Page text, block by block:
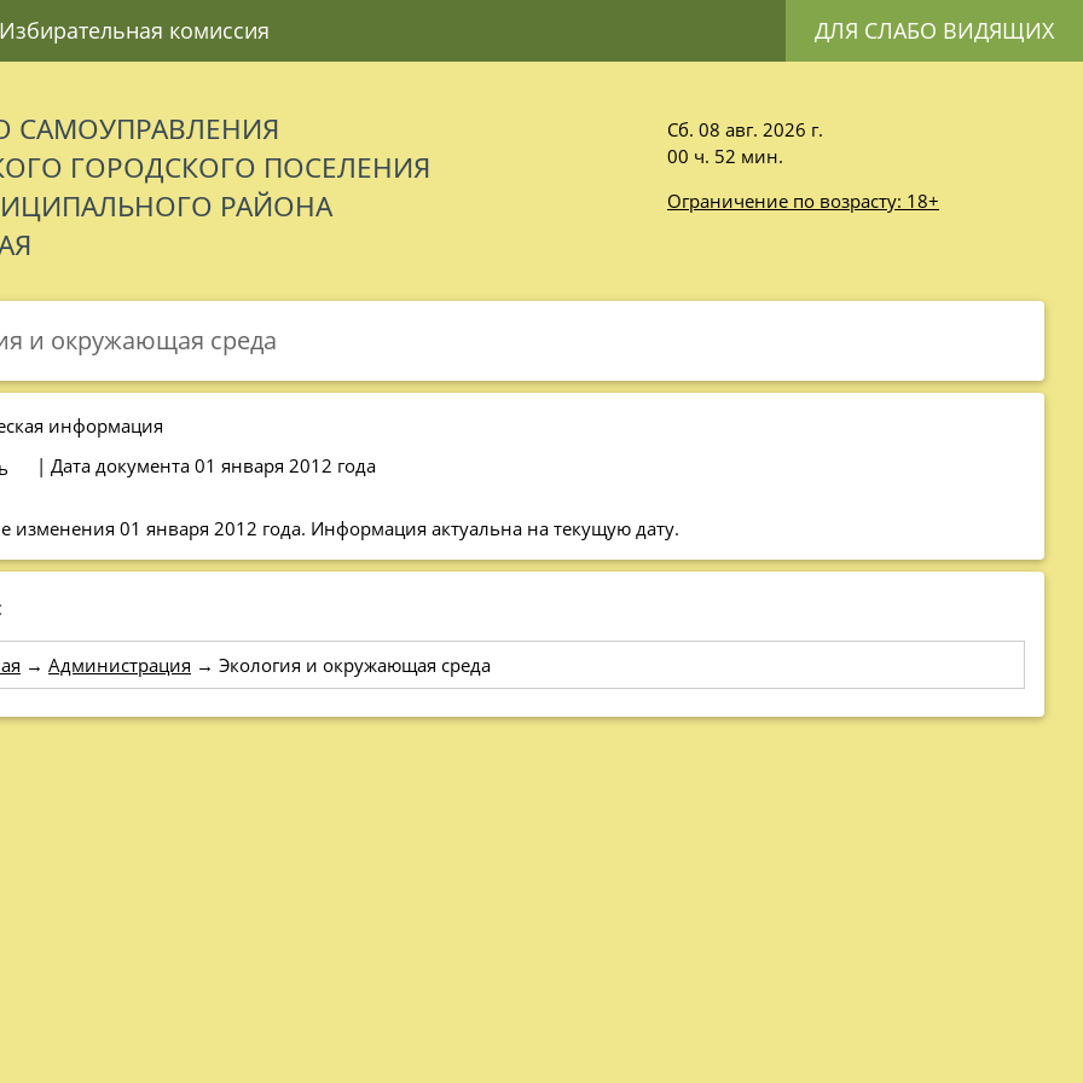
Избирательная комиссия ДЛЯ СЛАБО ВИДЯЩИХ
САМОУПРАВЛЕНИЯ
ГОРОДСКОГО ПОСЕЛЕНИЯ
РАЙОНА
Сб. 08 авг. 2026 г.
00 ч. 52 мин.
Ограничение по возрасту: 18+
и окружающая среда
информация
| Дата документа 01 января 2012 года
изменения 01 января 2012 года. Информация актуальна на текущую дату.
→ Администрация → Экология и окружающая среда